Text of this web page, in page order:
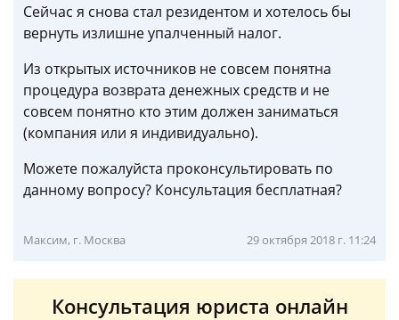
Сейчас я снова стал резидентом и хотелось бы
вернуть излишне упалченный налог.
Из открытых источников не совсем понятна
процедура возврата денежных средств и не
совсем понятно кто этим должен заниматься
(компания или я индивидуально).
Можете пожалуйста проконсультировать по
данному вопросу? Консультация бесплатная?
Максим, г. Москва 29 октября 2018 г. 11:24
Консультация юриста онлайн